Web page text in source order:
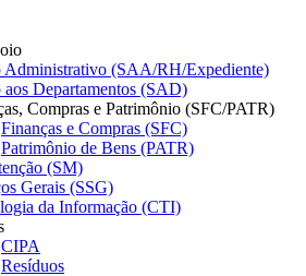
Administrativo (SAA/RH/Expediente)
Departamentos (SAD)
Compras e Patrimônio (SFC/PATR)
Finanças e Compras (SFC)
Patrimônio de Bens (PATR)
(SM)
Gerais (SSG)
da Informação (CTI)
CIPA
Resíduos